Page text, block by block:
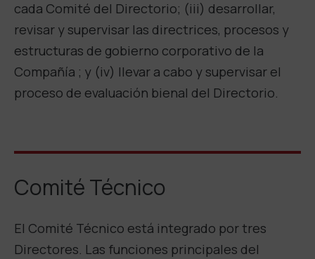
cada Comité del Directorio; (iii) desarrollar,
revisar y supervisar las directrices, procesos y
estructuras de gobierno corporativo de la
Compañía ; y (iv) llevar a cabo y supervisar el
proceso de evaluación bienal del Directorio.
Comité Técnico
El Comité Técnico está integrado por tres
Directores. Las funciones principales del